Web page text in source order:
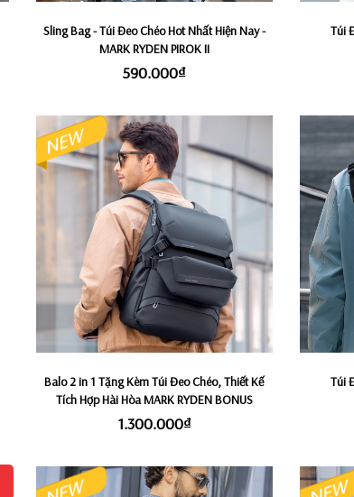
Sling Bag - Túi Đeo Chéo Hot Nhất Hiện Nay -
MARK RYDEN PIROK II
590.000₫
Túi
Balo 2 in 1 Tặng Kèm Túi Đeo Chéo, Thiết Kế
Tích Hợp Hài Hòa MARK RYDEN BONUS
1.300.000₫
Túi